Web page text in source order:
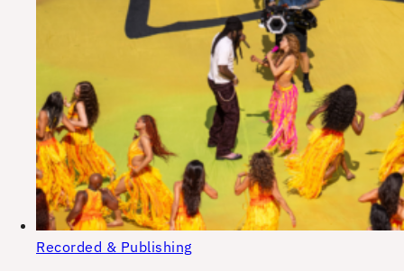
Recorded & Publishing